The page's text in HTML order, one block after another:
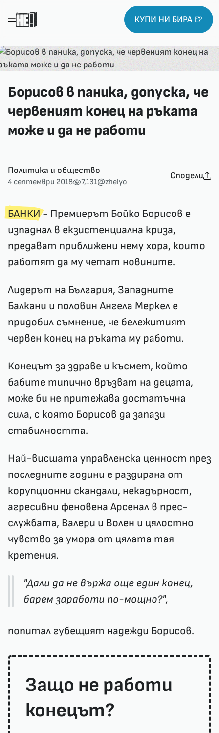
КУПИ НИ БИРА 🍺
Борисов в паника, допуска, че
червеният конец на ръката
може и да не работи
Политика и общество
4 септември 2018 7,131@zhelyo
Сподели
БАНКИ- Премиерът Бойко Борисов е
изпаднал в екзистенциална криза,
предават приближени нему хора, които
работят да му четат новините.
Лидерът на България, Западните
Балкани и половин Ангела Меркел е
придобил съмнение, че бележитият
червен конец на ръката му работи.
Конецът за здраве и късмет, който
бабите типично връзват на децата,
може би не притежава достатъчна
сила, с която Борисов да запази
стабилността.
Най-висшата управленска ценност през
последните години е раздирана от
корупционни скандали, некадърност,
агресивни феновена Арсенал в прес-
службата, Валери и Волен и цялостно
чувство за умора от цялата тая
кретения.
"Дали да не вържа още един конец,
барем заработи по-мощно?",
попитал губещият надежди Борисов.
Защо не работи
конецът?